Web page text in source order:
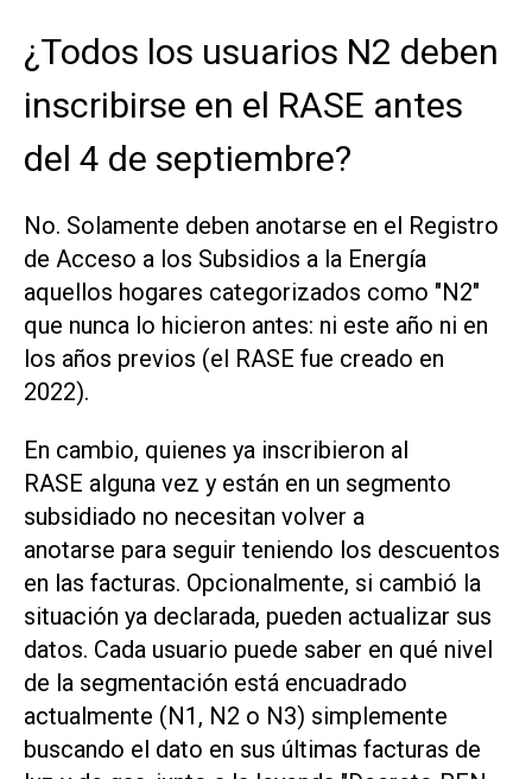
¿Todos los usuarios N2 deben
inscribirse en el RASE antes
del 4 de septiembre?
No. Solamente deben anotarse en el Registro
de Acceso a los Subsidios a la Energía
aquellos hogares categorizados como "N2"
que nunca lo hicieron antes: ni este año ni en
los años previos (el RASE fue creado en
2022).
En cambio, quienes ya inscribieron al
RASE alguna vez y están en un segmento
subsidiado no necesitan volver a
anotarse para seguir teniendo los descuentos
en las facturas. Opcionalmente, si cambió la
situación ya declarada, pueden actualizar sus
datos. Cada usuario puede saber en qué nivel
de la segmentación está encuadrado
actualmente (N1, N2 o N3) simplemente
buscando el dato en sus últimas facturas de